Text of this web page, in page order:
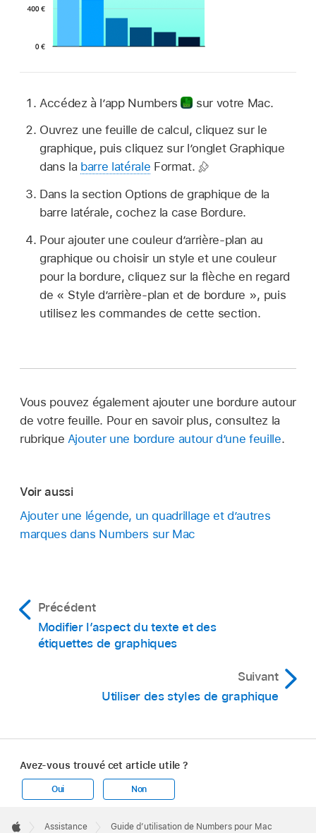
Accédez à l’app Numbers
sur votre Mac.
Ouvrez une feuille de calcul, cliquez sur le
graphique, puis cliquez sur l’onglet Graphique
dans la barre latérale Format.
Dans la section Options de graphique de la
barre latérale, cochez la case Bordure.
Pour ajouter une couleur d’arrière-plan au
graphique ou choisir un style et une couleur
pour la bordure, cliquez sur la flèche en regard
de « Style d’arrière-plan et de bordure », puis
utilisez les commandes de cette section.
Vous pouvez également ajouter une bordure autour
de votre feuille. Pour en savoir plus, consultez la
rubrique Ajouter une bordure autour d’une feuille.
Voir aussi
Ajouter une légende, un quadrillage et d’autres
marques dans Numbers sur Mac
Précédent
Modifier l’aspect du texte et des
étiquettes de graphiques
Suivant
Utiliser des styles de graphique
Avez-vous trouvé cet article utile ?
Oui Non
Footer
 Assistance Guide d’utilisation de Numbers pour Mac